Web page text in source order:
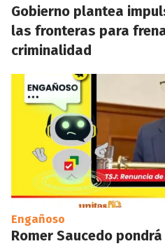
Gobierno plantea
las fronteras para
criminalidad
Engañoso
Romer Saucedo